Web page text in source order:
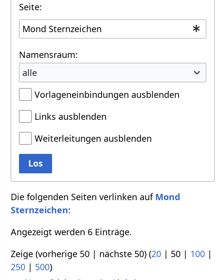
Seite:
Namensraum:
alle
Vorlageneinbindungen ausblenden
Links ausblenden
Weiterleitungen ausblenden
Los
Die folgenden Seiten verlinken auf Mond
Sternzeichen:
Angezeigt werden 6 Einträge.
Zeige (vorherige 50 | nächste 50) (20 | 50 | 100 |
250 | 500)